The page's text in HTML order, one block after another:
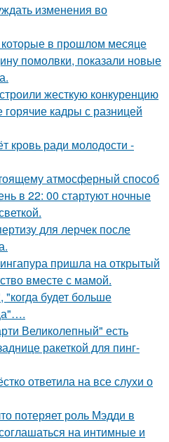
изменения во
в прошлом месяце
помолвки, показали новые
жесткую конкуренцию
кадры с разницей
кровь ради молодости -
атмосферный способ
в 22: 00 стартуют ночные
для лерчек после
пришла на открытый
вместе с мамой.
будет больше
Великолепный" есть
ракеткой для пинг-
ответила на все слухи о
потеряет роль Мэдди в
на интимные и